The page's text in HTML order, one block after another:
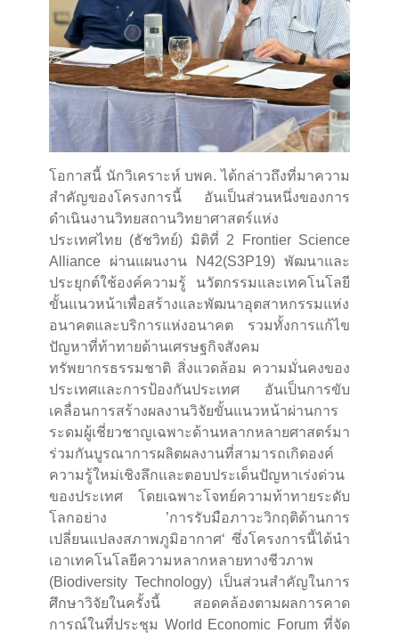
โอกาสนี้ นักวิเคราะห์ บพค. ได้กล่าวถึงที่มาความ
สำคัญของโครงการนี้ อันเป็นส่วนหนึ่งของการ
ดำเนินงานวิทยสถานวิทยาศาสตร์แห่ง
ประเทศไทย (ธัชวิทย์) มิติที่ 2 Frontier Science
Alliance ผ่านแผนงาน N42(S3P19) พัฒนาและ
ประยุกต์ใช้องค์ความรู้ นวัตกรรมและเทคโนโลยี
ขั้นแนวหน้าเพื่อสร้างและพัฒนาอุตสาหกรรมแห่ง
อนาคตและบริการแห่งอนาคต รวมทั้งการแก้ไข
ปัญหาที่ท้าทายด้านเศรษฐกิจสังคม
ทรัพยากรธรรมชาติ สิ่งแวดล้อม ความมั่นคงของ
ประเทศและการป้องกันประเทศ อันเป็นการขับ
เคลื่อนการสร้างผลงานวิจัยขั้นแนวหน้าผ่านการ
ระดมผู้เชี่ยวชาญเฉพาะด้านหลากหลายศาสตร์มา
ร่วมกันบูรณาการผลิตผลงานที่สามารถเกิดองค์
ความรู้ใหม่เชิงลึกและตอบประเด็นปัญหาเร่งด่วน
ของประเทศ โดยเฉพาะโจทย์ความท้าทายระดับ
โลกอย่าง ’การรับมือภาวะวิกฤติด้านการ
เปลี่ยนแปลงสภาพภูมิอากาศ‘ ซึ่งโครงการนี้ได้นำ
เอาเทคโนโลยีความหลากหลายทางชีวภาพ
(Biodiversity Technology) เป็นส่วนสำคัญในการ
ศึกษาวิจัยในครั้งนี้ สอดคล้องตามผลการคาด
การณ์ในที่ประชุม World Economic Forum ที่จัด